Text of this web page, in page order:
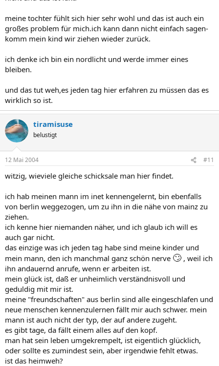
meine tochter fühlt sich hier sehr wohl und das ist auch ein
großes problem für mich.ich kann dann nicht einfach sagen-
komm mein kind wir ziehen wieder zurück.
ich denke ich bin ein nordlicht und werde immer eines
bleiben.
und das tut weh,es jeden tag hier erfahren zu müssen das es
wirklich so ist.
tiramisuse
belustigt
12 Mai 2004 #11
witzig, wieviele gleiche schicksale man hier findet.
ich hab meinen mann im inet kennengelernt, bin ebenfalls
von berlin weggezogen, um zu ihn in die nähe von mainz zu
ziehen.
ich kenne hier niemanden näher, und ich glaub ich will es
auch gar nicht.
das einzige was ich jeden tag habe sind meine kinder und
mein mann, den ich manchmal ganz schön nerve 🙄 , weil ich
ihn andauernd anrufe, wenn er arbeiten ist.
mein glück ist, daß er unheimlich verständnisvoll und
geduldig mit mir ist.
meine "freundschaften" aus berlin sind alle eingeschlafen und
neue menschen kennenzulernen fällt mir auch schwer. mein
mann ist auch nicht der typ, der auf andere zugeht.
es gibt tage, da fällt einem alles auf den kopf.
man hat sein leben umgekrempelt, ist eigentlich glücklich,
oder sollte es zumindest sein, aber irgendwie fehlt etwas.
ist das heimweh?